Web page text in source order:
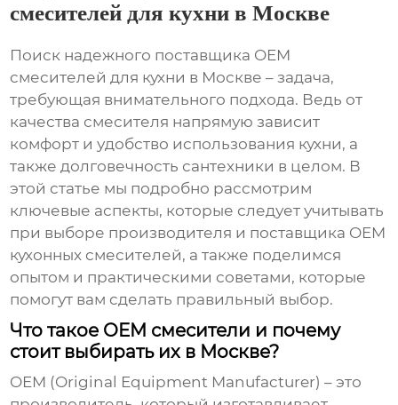
смесителей для кухни в Москве
Поиск надежного поставщика OEM
смесителей для кухни в Москве – задача,
требующая внимательного подхода. Ведь от
качества смесителя напрямую зависит
комфорт и удобство использования кухни, а
также долговечность сантехники в целом. В
этой статье мы подробно рассмотрим
ключевые аспекты, которые следует учитывать
при выборе производителя и поставщика OEM
кухонных смесителей, а также поделимся
опытом и практическими советами, которые
помогут вам сделать правильный выбор.
Что такое OEM смесители и почему
стоит выбирать их в Москве?
OEM (Original Equipment Manufacturer) – это